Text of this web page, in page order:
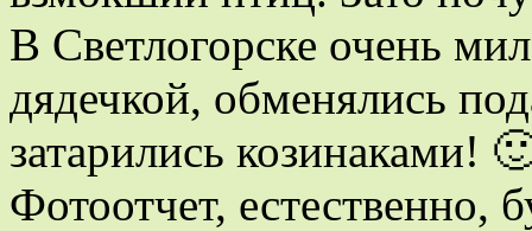
В Светлогорске очень
дядечкой, обменялись
затарились козинаками!
Фотоотчет, естественно,